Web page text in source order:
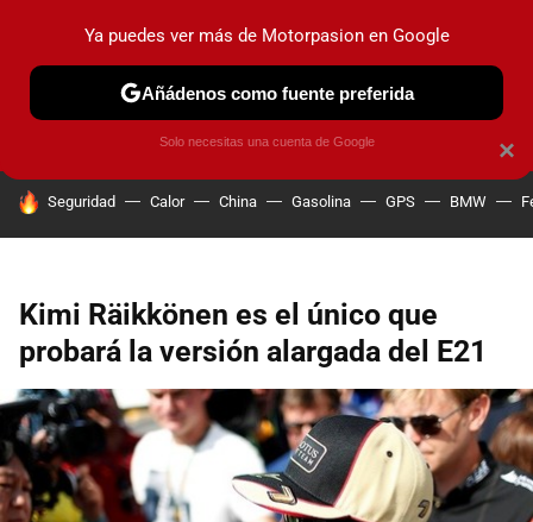
PRUEBAS COCHES ELÉCTRICOS OBSERVATORIO
HOY SE HABLA DE
Seguridad Calor China Gasolina GPS BMW
Kimi Räikkönen es el único que
probará la versión alargada del E21
×
Ya puedes ver más de Motorpasion en Google
Añádenos como fuente preferida
Solo necesitas una cuenta de Google